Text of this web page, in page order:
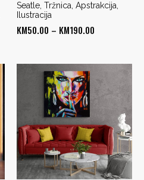
Seatle, Tržnica, Apstrakcija,
Ilustracija
KM50.00 – KM190.00
through
KM190.00